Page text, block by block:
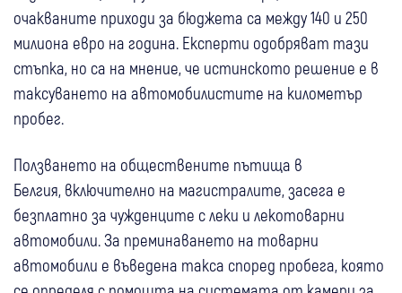
очакваните приходи за бюджета са между 140 и 250
милиона евро на година. Експерти одобряват тази
стъпка, но са на мнение, че истинското решение е в
таксуването на автомобилистите на километър
пробег.
Ползването на обществените пътища в
Белгия, включително на магистралите, засега е
безплатно за чужденците с леки и лекотоварни
автомобили. За преминаването на товарни
автомобили е въведена такса според пробега, която